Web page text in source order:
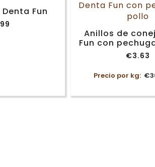
Fun
Anillos de
Fun con
€3.63
Precio por kg: €